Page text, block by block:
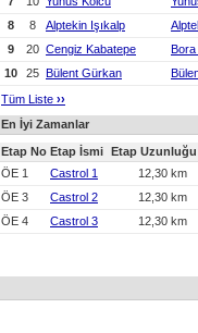
8
8 Alptekin Işıkalp
9
20 Cengiz Kabatepe
Bora
10
25 Bülent Gürkan
Tüm Liste ››
En İyi Zamanlar
Etap No Etap İsmi Etap Uzunluğu
ÖE 1
Castrol 1
12,30 km
ÖE 3
Castrol 2
12,30 km
ÖE 4
Castrol 3 12,30 km